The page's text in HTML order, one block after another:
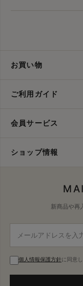
お買い物
ご利用ガイド
会員サービス
ショップ情報
新商品や再
個人情報保護方針に同意